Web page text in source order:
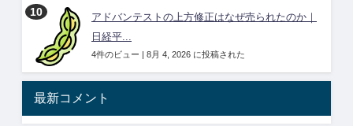
アドバンテストの上方修正はなぜ売られたのか｜
日経平...
4件のビュー | 8月 4, 2026 に投稿された
最新コメント